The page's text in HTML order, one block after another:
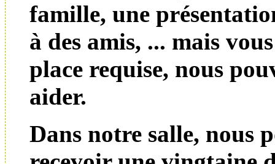
famille, une
à des amis, ... mais
place requise, nous
aider.
Dans notre salle, nous